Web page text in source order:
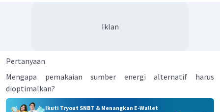
Iklan
Pertanyaan
Mengapa pemakaian sumber energi alternatif harus
dioptimalkan?
Ikuti Tryout SNBT & Menangkan E-Wallet